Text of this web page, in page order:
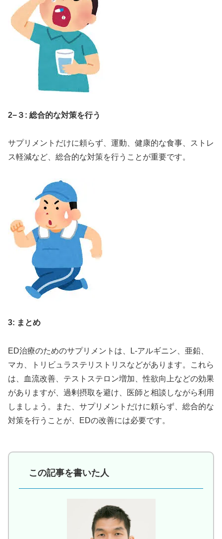
2−３: 総合的な対策を行う
サプリメントだけに頼らず、運動、健康的な食事、ストレ
ス軽減など、総合的な対策を行うことが重要です。
3: まとめ
ED治療のためのサプリメントは、L-アルギニン、亜鉛、
マカ、トリビュラステリストリスなどがあります。これら
は、血流改善、テストステロン増加、性欲向上などの効果
がありますが、過剰摂取を避け、医師と相談しながら利用
しましょう。また、サプリメントだけに頼らず、総合的な
対策を行うことが、EDの改善には必要です。
この記事を書いた人